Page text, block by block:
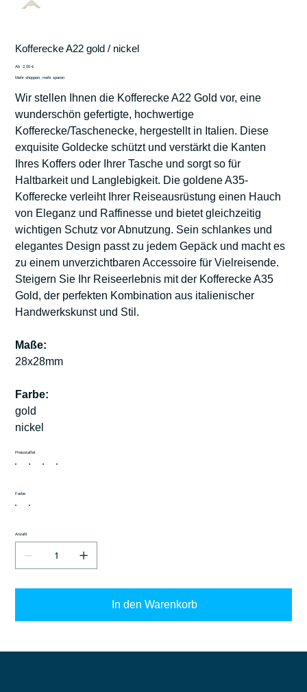
Kofferecke A22 gold / nickel
Ab Preis
2,00 €
Mehr shoppen, mehr sparen
Wir stellen Ihnen die Kofferecke A22 Gold vor, eine
wunderschön gefertigte, hochwertige
Kofferecke/Taschenecke, hergestellt in Italien. Diese
exquisite Goldecke schützt und verstärkt die Kanten
Ihres Koffers oder Ihrer Tasche und sorgt so für
Haltbarkeit und Langlebigkeit. Die goldene A35-
Kofferecke verleiht Ihrer Reiseausrüstung einen Hauch
von Eleganz und Raffinesse und bietet gleichzeitig
wichtigen Schutz vor Abnutzung. Sein schlankes und
elegantes Design passt zu jedem Gepäck und macht es
zu einem unverzichtbaren Accessoire für Vielreisende.
Steigern Sie Ihr Reiseerlebnis mit der Kofferecke A35
Gold, der perfekten Kombination aus italienischer
Handwerkskunst und Stil.
Maße:
28x28mm
Farbe:
gold
nickel
Preisstaffel
Farbe
Anzahl
In den Warenkorb